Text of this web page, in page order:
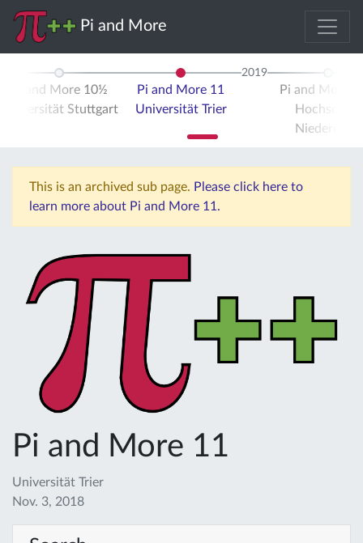
Pi and More
Pi and More 10½
Universität Stuttgart
Pi and More 11
Universität Trier
2019
Pi and More
Hochschule
Niederrhein
This is an archived sub page. Please click here to
learn more about Pi and More 11.
Pi and More 11
Universität Trier
Nov. 3, 2018